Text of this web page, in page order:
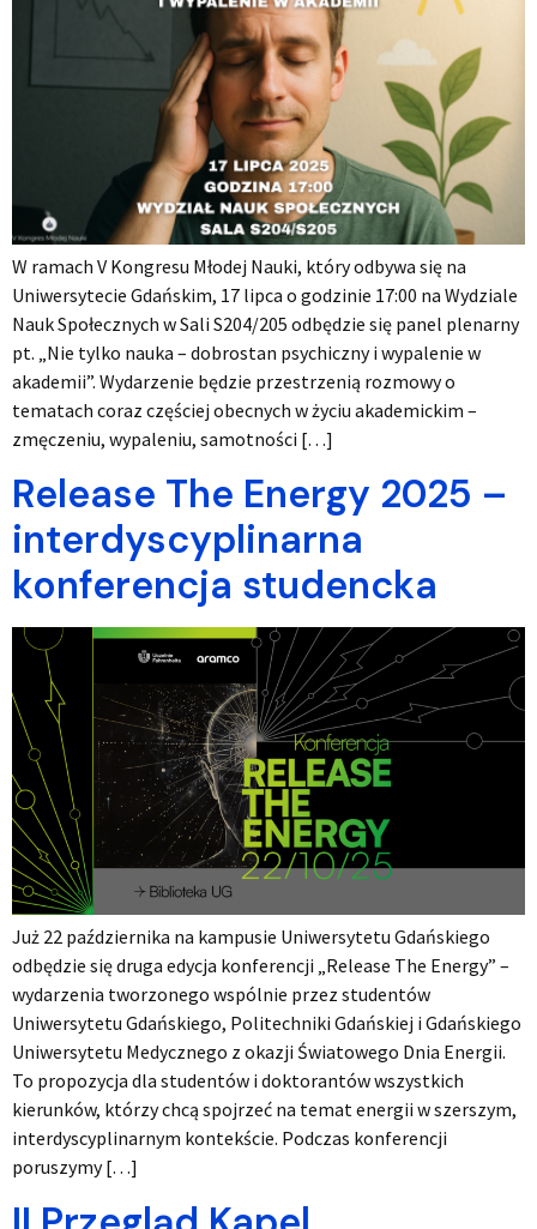
W ramach V Kongresu Młodej Nauki, który odbywa się na
Uniwersytecie Gdańskim, 17 lipca o godzinie 17:00 na Wydziale
Nauk Społecznych w Sali S204/205 odbędzie się panel plenarny
pt. „Nie tylko nauka – dobrostan psychiczny i wypalenie w
akademii”. Wydarzenie będzie przestrzenią rozmowy o
tematach coraz częściej obecnych w życiu akademickim –
zmęczeniu, wypaleniu, samotności […]
Release The Energy 2025 –
interdyscyplinarna
konferencja studencka
Już 22 października na kampusie Uniwersytetu Gdańskiego
odbędzie się druga edycja konferencji „Release The Energy” –
wydarzenia tworzonego wspólnie przez studentów
Uniwersytetu Gdańskiego, Politechniki Gdańskiej i Gdańskiego
Uniwersytetu Medycznego z okazji Światowego Dnia Energii.
To propozycja dla studentów i doktorantów wszystkich
kierunków, którzy chcą spojrzeć na temat energii w szerszym,
interdyscyplinarnym kontekście. Podczas konferencji
poruszymy […]